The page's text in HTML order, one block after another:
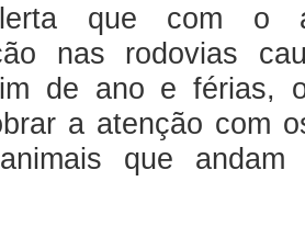
que com o
nas rodovias
de ano e férias,
a atenção com
que andam